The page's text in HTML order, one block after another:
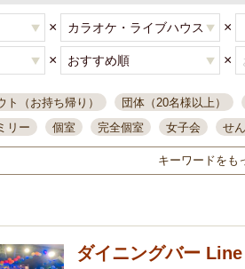
× ×
× ×
ト（お持ち帰り） 団体（20名様以上）
リー
個室 完全個室 女子会 せ
一人飲み 誕生日
飲み
コスパ最高 肉料理 模合
県産魚
焼鳥 忘年会コース レモン
落ち着いた空間 4000円台コース
キーワードをも
ダイニングバー Line